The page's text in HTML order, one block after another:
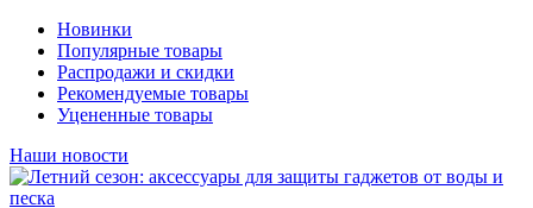
Новинки
Популярные товары
Распродажи и скидки
Рекомендуемые товары
Уцененные товары
Наши новости